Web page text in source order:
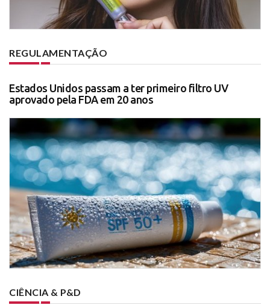
REGULAMENTAÇÃO
Estados Unidos passam a ter primeiro filtro UV
aprovado pela FDA em 20 anos
CIÊNCIA & P&D